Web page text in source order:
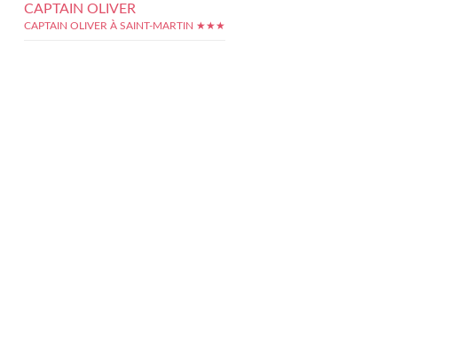
CAPTAIN OLIVER
CAPTAIN OLIVER À SAINT-MARTIN ★★★